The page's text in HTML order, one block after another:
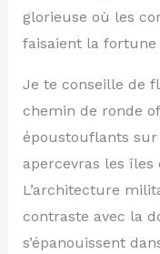
glorieuse où les
faisaient la fortune
Je te conseille de
chemin de ronde
époustouflants
apercevras les îles
L’architecture
contraste avec la
s’épanouissent